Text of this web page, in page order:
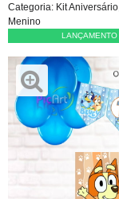
Categoria: Kit Aniversário
Menino
LANÇAMENTO